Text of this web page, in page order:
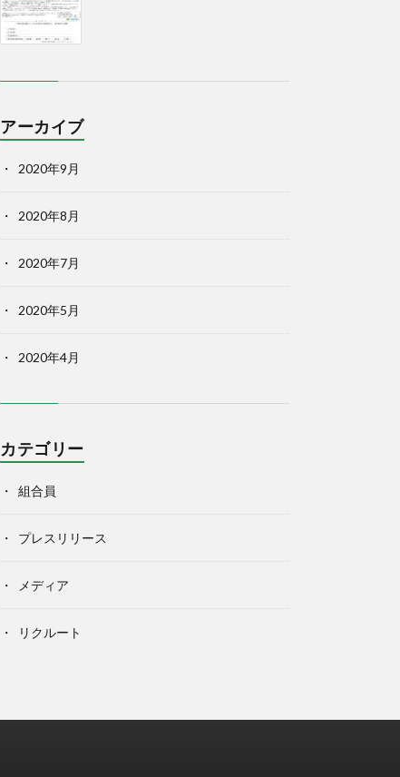
アーカイブ
2020年9月
2020年8月
2020年7月
2020年5月
2020年4月
カテゴリー
組合員
プレスリリース
メディア
リクルート